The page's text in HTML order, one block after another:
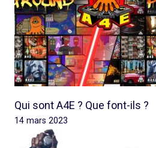
Qui sont A4E ? Que font-ils ?
14 mars 2023